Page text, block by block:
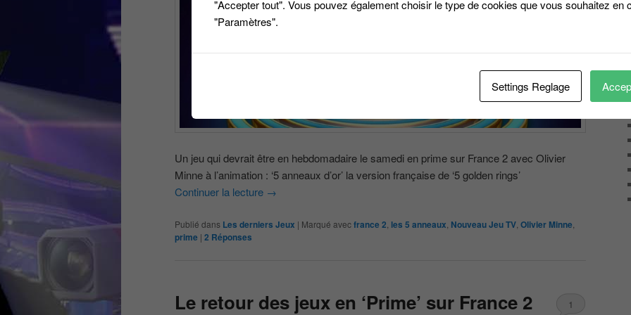
Un jeu qui devrait être en hebdomadaire le samedi en prime sur France 2 avec Olivier
Minne à l’animation : ‘5 anneaux d’or’ la version française de ‘5 golden rings’
Continuer la lecture →
Publié dans Les derniers Jeux | Marqué avecfrance 2 les 5 anneaux Nouveau Jeu TV Olivier Minne
prime | 2 Réponses
Le retour des jeux en ‘Prime’ sur France 2
1
"Accepter tout". Vous pouvez également choisir le type de cookies que vous souhaitez en
"Paramètres".
Settings Reglage